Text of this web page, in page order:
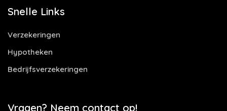
Snelle Links
Verzekeringen
Hypotheken
Bedrijfsverzekeringen
Vragen? Neem contact op!